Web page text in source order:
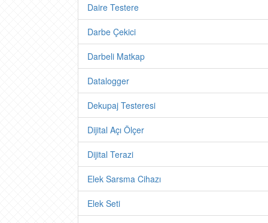
Daire Testere
Darbe Çekici
Darbeli Matkap
Datalogger
Dekupaj Testeresi
Dijital Açı Ölçer
Dijital Terazi
Elek Sarsma Cihazı
Elek Seti